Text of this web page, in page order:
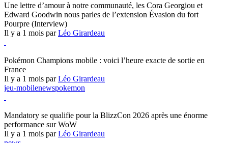
Une lettre d’amour à notre communauté, les Cora Georgiou et
Edward Goodwin nous parles de l’extension Évasion du fort
Pourpre (Interview)
Il y a 1 mois parLéo Girardeau
Pokémon Champions mobile : voici l’heure exacte de sortie en
France
Il y a 1 mois parLéo Girardeau
jeu-mobilenewspokemon
Mandatory se qualifie pour la BlizzCon 2026 après une énorme
performance sur WoW
Il y a 1 mois parLéo Girardeau